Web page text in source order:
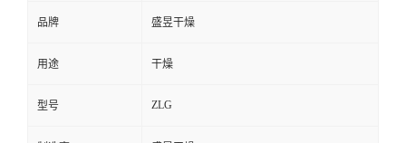
品牌 盛昱干燥
用途 干燥
型号 ZLG